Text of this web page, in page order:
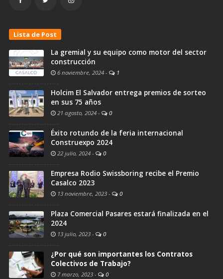
Lista de Post
La gremial y su equipo como motor del sector
construcción
6 noviembre, 2024 - 1
Holcim El Salvador entrega premios de sorteo
en sus 75 años
21 agosto, 2024 - 0
Éxito rotundo de la feria internacional
Construexpo 2024
22 julio, 2024 - 0
Empresa Rodio Swissboring recibe el Premio
Casalco 2023
13 noviembre, 2023 - 0
Plaza Comercial Pasares estará finalizada en el
2024
13 julio, 2023 - 0
¿Por qué son importantes los Contratos
Colectivos de Trabajo?
7 marzo, 2023 - 0